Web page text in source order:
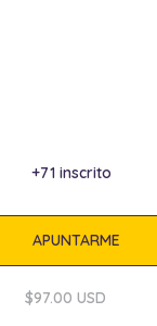
+71 inscrito
APUNTARME
$97.00 USD